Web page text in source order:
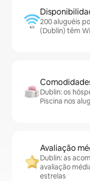
200 aluguéis
(Dublin) têm
Dublin: os
Piscina nos
Avaliação
Dublin: as
avaliação
estrelas